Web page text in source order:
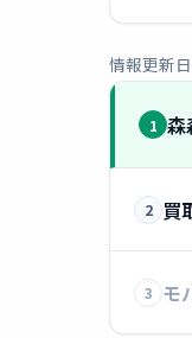
情報更新
1 森
2 買
3 モ